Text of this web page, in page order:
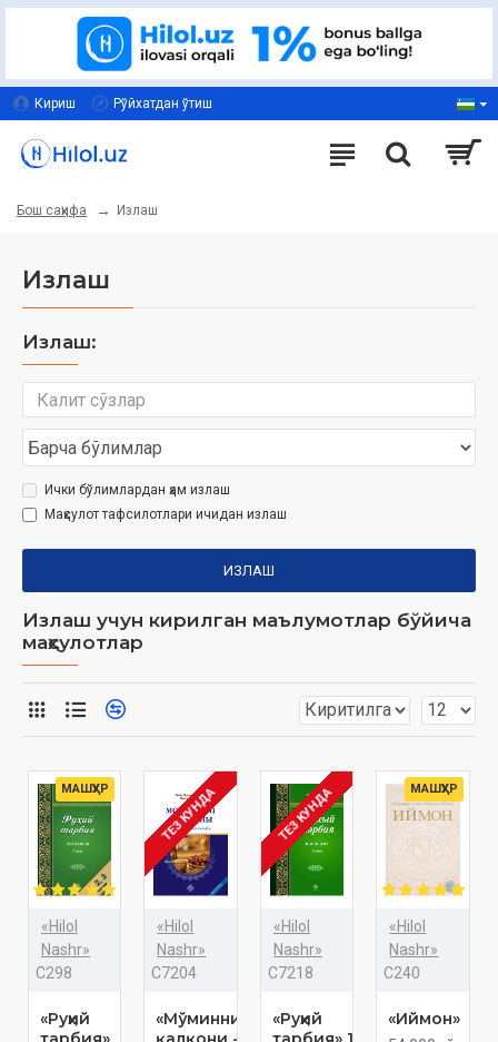
Кириш Рўйхатдан ўтиш
Бош саҳифа Излаш
Излаш
Излаш:
Ички бўлимлардан ҳам излаш
Маҳсулот тафсилотлари ичидан излаш
ИЗЛАШ
Излаш учун кирилган маълумотлар бўйича
маҳсулотлар
МАШҲУР
«Hilol
Nashr»
C298
«Руҳий
ТЕЗ КУНДА
«Hilol
Nashr»
C7204
«Мўминнинг
ТЕЗ КУНДА
«Hilol
Nashr»
C7218
«Руҳий
МАШҲУР
«Hilol
Nashr»
C240
«Иймон»